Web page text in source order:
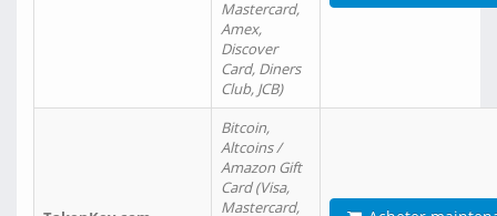
Mastercard,
Amex,
Discover
Card, Diners
Club, JCB)
Bitcoin,
Altcoins /
Amazon Gift
Card (Visa,
Mastercard,